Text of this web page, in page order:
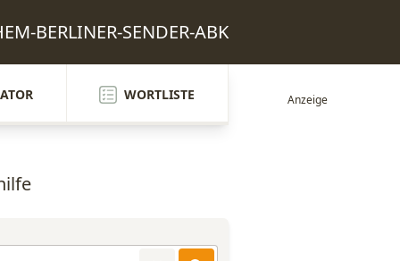
BERLINER-SENDER-ABK
WORTLISTE